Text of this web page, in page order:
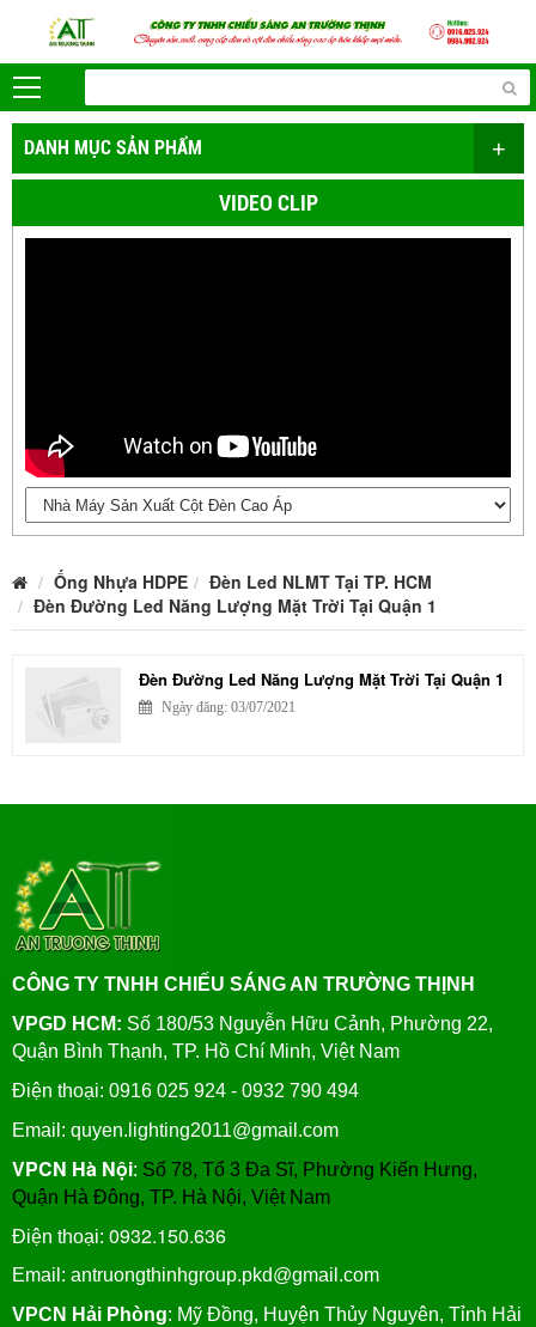
DANH MỤC SẢN PHẨM +
VIDEO CLIP
Ống Nhựa HDPE
Đèn Led NLMT Tại TP. HCM
Đèn Đường Led Năng Lượng Mặt Trời Tại Quận 1
Đèn Đường Led Năng Lượng Mặt Trời Tại Quận 1
Ngày đăng: 03/07/2021
CÔNG TY TNHH CHIẾU SÁNG AN TRƯỜNG THỊNH
VPGD HCM: Số 180/53 Nguyễn Hữu Cảnh, Phường 22,
Quận Bình Thạnh, TP. Hồ Chí Minh, Việt Nam
Điện thoại: 0916 025 924 - 0932 790 494
Email: quyen.lighting2011@gmail.com
VPCN Hà Nội: Số 78, Tổ 3 Đa Sĩ, Phường Kiến Hưng,
Quận Hà Đông, TP. Hà Nội, Việt Nam
Điện thoại: 0932.150.636
Email: antruongthinhgroup.pkd@gmail.com
VPCN Hải Phòng: Mỹ Đồng, Huyện Thủy Nguyên, Tỉnh Hải